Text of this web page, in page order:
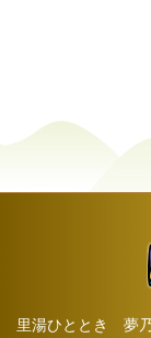
里湯ひととき 夢